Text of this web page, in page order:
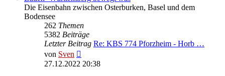
Die Eisenbahn zwischen Osterburken, Basel und dem
Bodensee
262 Themen
5382 Beiträge
Letzter Beitrag Re: KBS 774 Pforzheim - Horb …
von Sven
Beitrag
27.12.2022 20:38